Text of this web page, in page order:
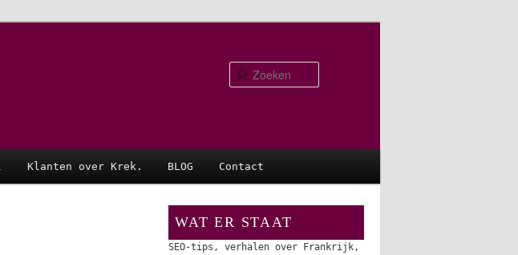
Klanten over Krek. BLOG Contact
WAT ER STAAT
SEO-tips, verhalen over Frankrijk,